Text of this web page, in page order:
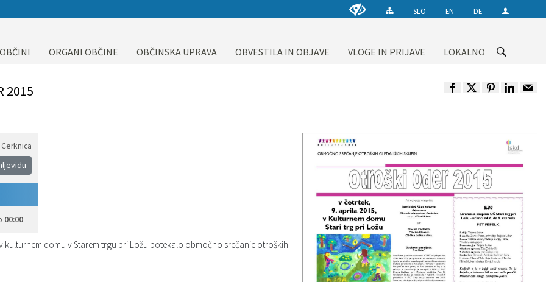
SLO EN DE
ORGANI OBČINE OBČINSKA UPRAVA OBVESTILA IN OBJAVE VLOGE IN PRIJAVE LOKALNO
2015
00:00
v kulturnem domu v Starem trgu pri Ložu potekalo območno srečanje otroških